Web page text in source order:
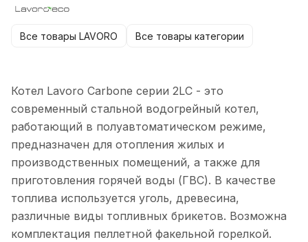
Все товары LAVORO Все товары категории
Котел Lavoro Carbone серии 2LC - это
современный стальной водогрейный котел,
работающий в полуавтоматическом режиме,
предназначен для отопления жилых и
производственных помещений, а также для
приготовления горячей воды (ГВС). В качестве
топлива используется уголь, древесина,
различные виды топливных брикетов. Возможна
комплектация пеллетной факельной горелкой.